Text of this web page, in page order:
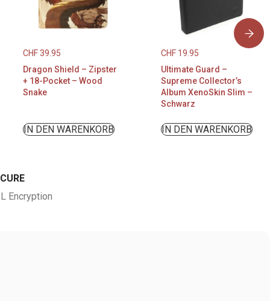
CHF39.95
Dragon Shield – Zipster
+ 18-Pocket – Wood
Snake
IN DEN WARENKORB
CHF 19.95
Ultimate Guard –
Supreme Collector’s
Album XenoSkin Slim –
Schwarz
IN DEN WARENKORB
Encryption